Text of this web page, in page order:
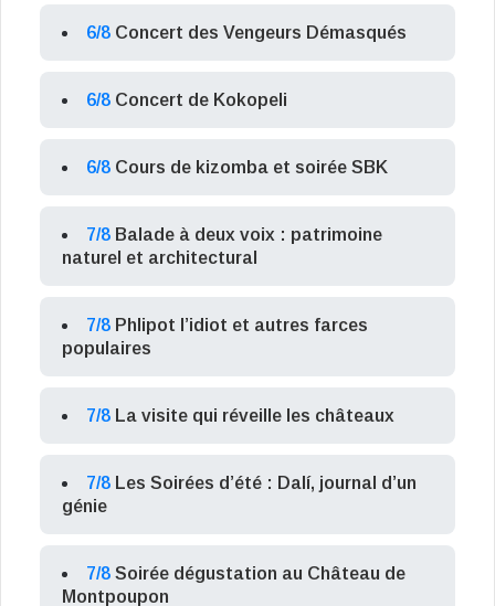
6/8 Concert des Vengeurs Démasqués
6/8 Concert de Kokopeli
6/8 Cours de kizomba et soirée SBK
7/8 Balade à deux voix : patrimoine
naturel et architectural
7/8 Phlipot l’idiot et autres farces
populaires
7/8 La visite qui réveille les châteaux
7/8 Les Soirées d’été : Dalí, journal d’un
génie
7/8 Soirée dégustation au Château de
Montpoupon